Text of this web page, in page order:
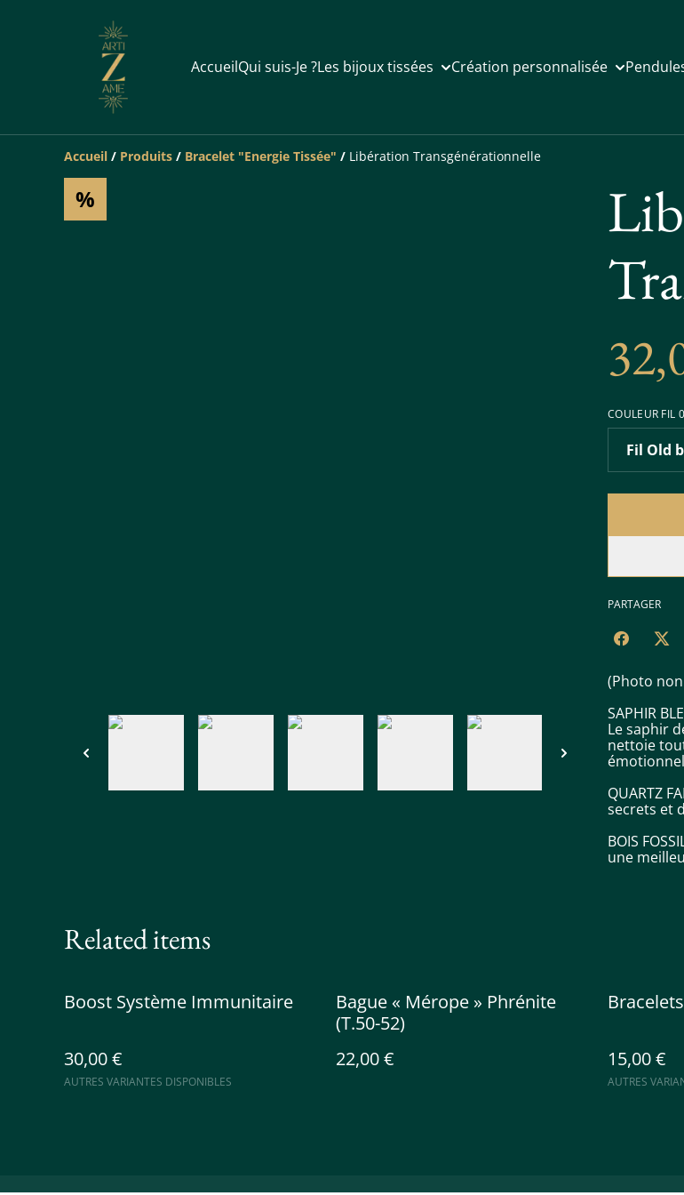
AccueilQui suis-Je ?Les bijoux tissées Création personnalisée
Accueil / Produits / Bracelet "Energie Tissée" / Libération Transgénérationnelle
%
COULEUR FIL
PARTAGER
(Photo
SAPHIR
Le saphir
nettoie
QUARTZ
secrets et
BOIS
une
Related items
Boost Système Immunitaire
30,00 €
AUTRES VARIANTES DISPONIBLES
Bague « Mérope » Phrénite
(T.50-52)
22,00 €
15,00 €
AUTRES